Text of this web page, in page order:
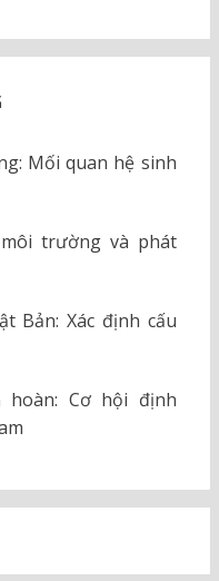
Mối quan hệ sinh
trường và phát
Bản: Xác định cấu
Cơ hội định